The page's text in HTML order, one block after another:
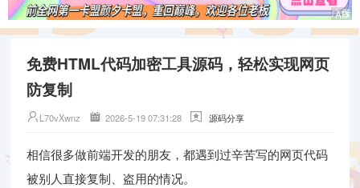
免费HTML代码加密工具源码，轻松实现网页
防复制
L70vXwnz 2026-5-19 07:31:28 源码分享
相信很多做前端开发的朋友，都遇到过辛苦写的网页代码
被别人直接复制、盗用的情况。